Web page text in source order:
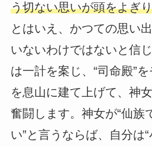
う切ない思いが頭をよぎ
とはいえ、かつての思い
いないわけではないと信
は一計を案じ、“司命殿”
を息山に建て上げて、神
奮闘します。神女が“仙族
い”と言うならば、自分は